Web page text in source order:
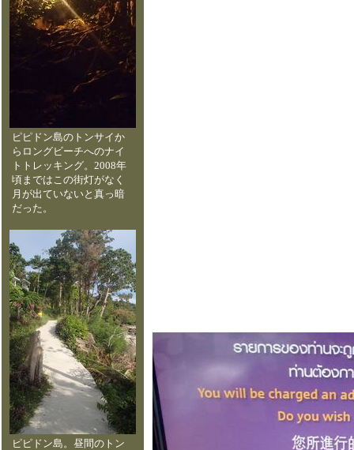
ピピドン島のトンサイか
らロングビーチへのナイ
トトレッキング。2008年
頃まではこの街灯がなく
月が出ていないと真っ暗
だった。
ピピドン島。昼間のトン